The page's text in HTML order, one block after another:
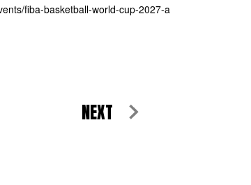
fiba-basketball-world-cup-2027-a
NEXT